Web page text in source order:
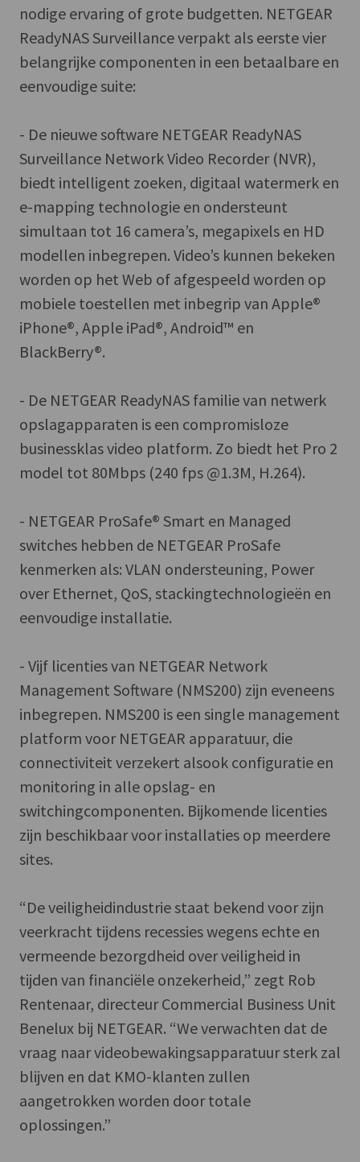
nodige ervaring of grote budgetten. NETGEAR
ReadyNAS Surveillance verpakt als eerste vier
belangrijke componenten in een betaalbare en
eenvoudige suite:
- De nieuwe software NETGEAR ReadyNAS
Surveillance Network Video Recorder (NVR),
biedt intelligent zoeken, digitaal watermerk en
e-mapping technologie en ondersteunt
simultaan tot 16 camera’s, megapixels en HD
modellen inbegrepen. Video’s kunnen bekeken
worden op het Web of afgespeeld worden op
mobiele toestellen met inbegrip van Apple®
iPhone®, Apple iPad®, Android™ en
BlackBerry®.
- De NETGEAR ReadyNAS familie van netwerk
opslagapparaten is een compromisloze
businessklas video platform. Zo biedt het Pro 2
model tot 80Mbps (240 fps @1.3M, H.264).
- NETGEAR ProSafe® Smart en Managed
switches hebben de NETGEAR ProSafe
kenmerken als: VLAN ondersteuning, Power
over Ethernet, QoS, stackingtechnologieën en
eenvoudige installatie.
- Vijf licenties van NETGEAR Network
Management Software (NMS200) zijn eveneens
inbegrepen. NMS200 is een single management
platform voor NETGEAR apparatuur, die
connectiviteit verzekert alsook configuratie en
monitoring in alle opslag- en
switchingcomponenten. Bijkomende licenties
zijn beschikbaar voor installaties op meerdere
sites.
“De veiligheidindustrie staat bekend voor zijn
veerkracht tijdens recessies wegens echte en
vermeende bezorgdheid over veiligheid in
tijden van financiële onzekerheid,” zegt Rob
Rentenaar, directeur Commercial Business Unit
Benelux bij NETGEAR. “We verwachten dat de
vraag naar videobewakingsapparatuur sterk zal
blijven en dat KMO-klanten zullen
aangetrokken worden door totale
oplossingen.”